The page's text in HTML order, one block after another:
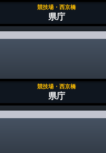
競技場・西京橋
県庁
競技場・西京橋
県庁